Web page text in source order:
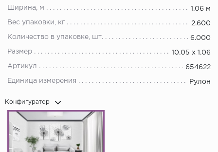
Ширина, м 1.06 м
Вес упаковки, кг 2.600
Количество в упаковке, шт. 6.000
Размер 10.05 х 1.06
Артикул 654622
Единица измерения Рулон
Конфигуратор